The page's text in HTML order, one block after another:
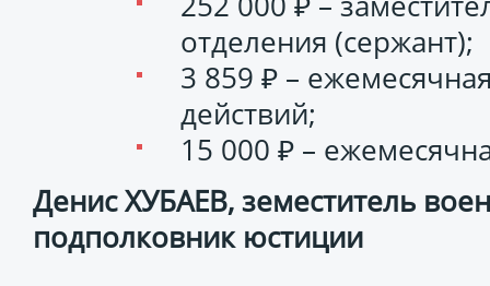
отделения (сержант);
3 859 ₽ –
действий;
15 000 ₽ –
Денис ХУБАЕВ, земеститель
подполковник юстиции